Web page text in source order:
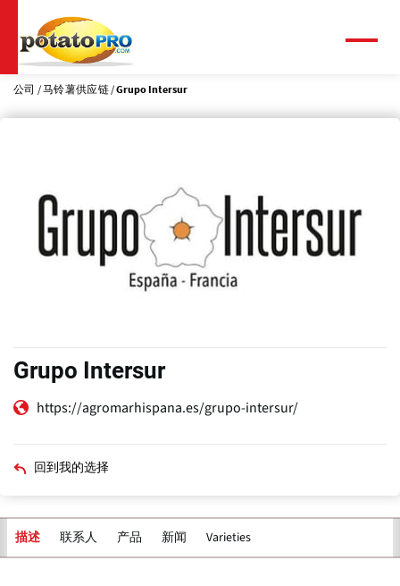
到
主
要
公司 马铃薯供应链 Grupo Intersur
Grupo Intersur
https://agromarhispana.es/grupo-intersur/
回到我的选择
描述 联系人 产品 新闻 Varieties